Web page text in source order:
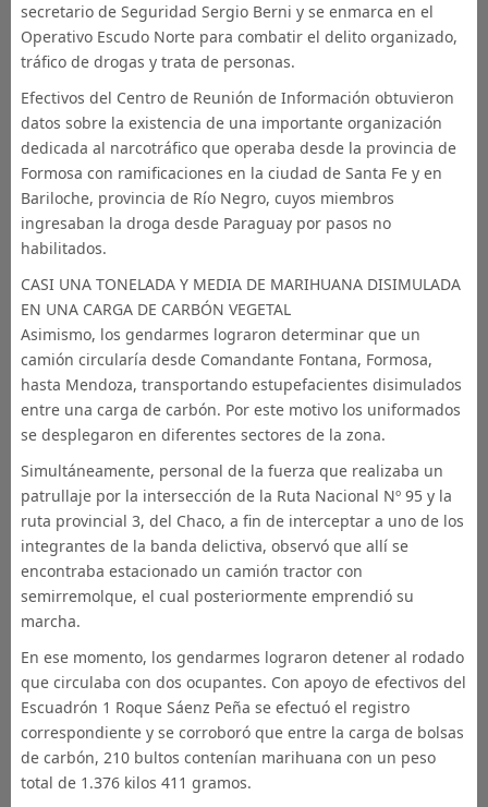
secretario de Seguridad Sergio Berni y se enmarca en el
Operativo Escudo Norte para combatir el delito organizado,
tráfico de drogas y trata de personas.
Efectivos del Centro de Reunión de Información obtuvieron
datos sobre la existencia de una importante organización
dedicada al narcotráfico que operaba desde la provincia de
Formosa con ramificaciones en la ciudad de Santa Fe y en
Bariloche, provincia de Río Negro, cuyos miembros
ingresaban la droga desde Paraguay por pasos no
habilitados.
CASI UNA TONELADA Y MEDIA DE MARIHUANA DISIMULADA
EN UNA CARGA DE CARBÓN VEGETAL
Asimismo, los gendarmes lograron determinar que un
camión circularía desde Comandante Fontana, Formosa,
hasta Mendoza, transportando estupefacientes disimulados
entre una carga de carbón. Por este motivo los uniformados
se desplegaron en diferentes sectores de la zona.
Simultáneamente, personal de la fuerza que realizaba un
patrullaje por la intersección de la Ruta Nacional Nº 95 y la
ruta provincial 3, del Chaco, a fin de interceptar a uno de los
integrantes de la banda delictiva, observó que allí se
encontraba estacionado un camión tractor con
semirremolque, el cual posteriormente emprendió su
marcha.
En ese momento, los gendarmes lograron detener al rodado
que circulaba con dos ocupantes. Con apoyo de efectivos del
Escuadrón 1 Roque Sáenz Peña se efectuó el registro
correspondiente y se corroboró que entre la carga de bolsas
de carbón, 210 bultos contenían marihuana con un peso
total de 1.376 kilos 411 gramos.